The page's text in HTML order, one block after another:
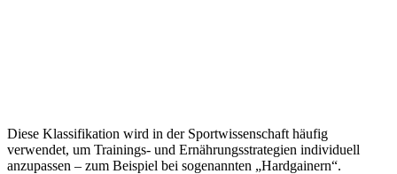
Diese Klassifikation wird in der Sportwissenschaft häufig
verwendet, um Trainings- und Ernährungsstrategien individuell
anzupassen – zum Beispiel bei sogenannten „Hardgainern“.